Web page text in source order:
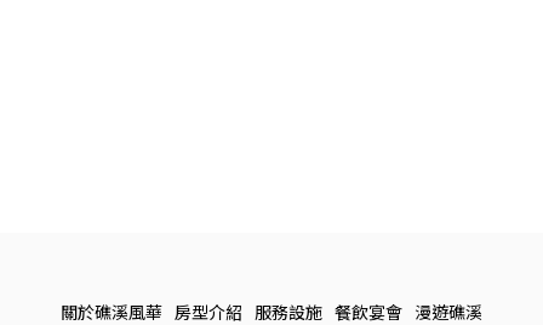
關於礁溪風華 房型介紹 服務設施 餐飲宴會 漫遊礁溪